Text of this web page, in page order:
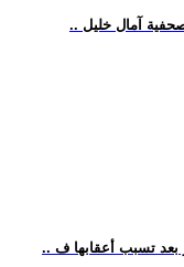
آمال خليل
تسبب أعقابها ف